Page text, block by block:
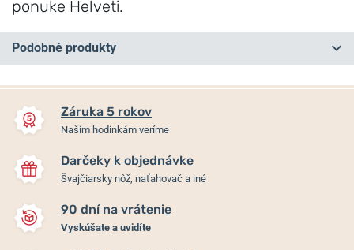
ponuke Helveti.
Podobné produkty
Záruka 5 rokov
Našim hodinkám veríme
Darčeky k objednávke
Švajčiarsky nôž, naťahovač a iné
90 dní na vrátenie
Vyskúšate a uvidíte